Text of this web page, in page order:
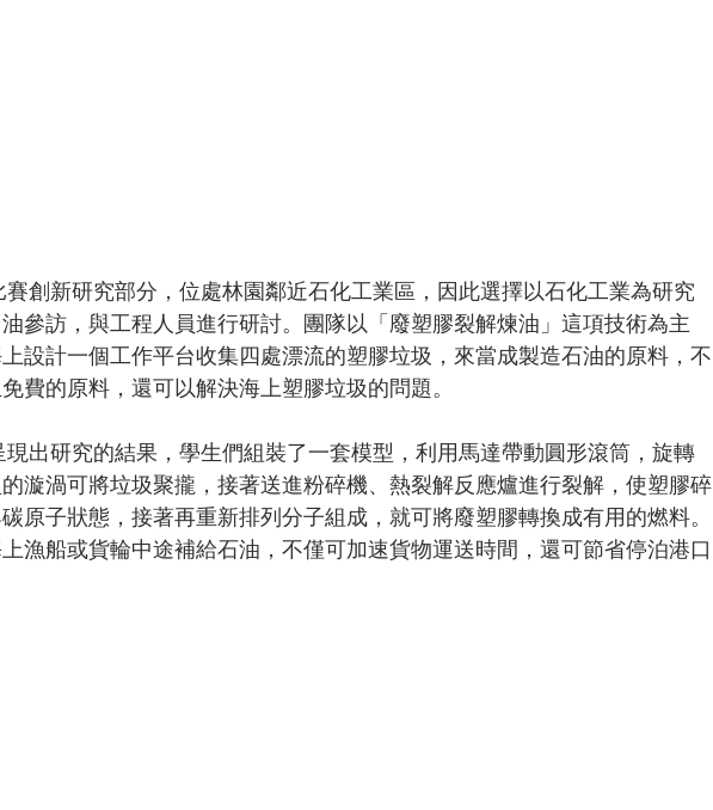
參訪，與工程人員進行研討。團隊以「廢塑膠裂解煉油」這項技術為主
設計一個工作平台收集四處漂流的塑膠垃圾，來當成製造石油的原料，不
費的原料，還可以解決海上塑膠垃圾的問題。
漩渦可將垃圾聚攏，接著送進粉碎機、熱裂解反應爐進行裂解，使塑膠碎
原子狀態，接著再重新排列分子組成，就可將廢塑膠轉換成有用的燃料。
漁船或貨輪中途補給石油，不僅可加速貨物運送時間，還可節省停泊港口